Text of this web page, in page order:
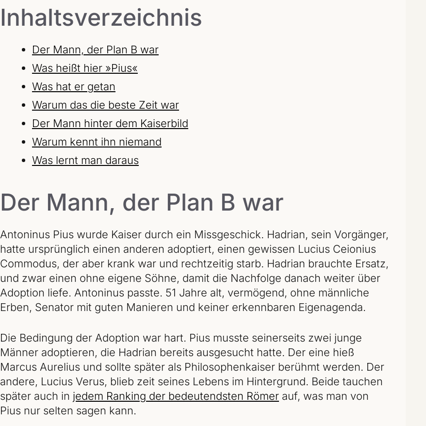
Inhaltsverzeichnis
Der Mann, der Plan B war
Was heißt hier »Pius«
Was hat er getan
Warum das die beste Zeit war
Der Mann hinter dem Kaiserbild
Warum kennt ihn niemand
Was lernt man daraus
Der Mann, der Plan B war
Antoninus Pius wurde Kaiser durch ein Missgeschick. Hadrian, sein Vorgänger,
hatte ursprünglich einen anderen adoptiert, einen gewissen Lucius Ceionius
Commodus, der aber krank war und rechtzeitig starb. Hadrian brauchte Ersatz,
und zwar einen ohne eigene Söhne, damit die Nachfolge danach weiter über
Adoption liefe. Antoninus passte. 51 Jahre alt, vermögend, ohne männliche
Erben, Senator mit guten Manieren und keiner erkennbaren Eigenagenda.
Die Bedingung der Adoption war hart. Pius musste seinerseits zwei junge
Männer adoptieren, die Hadrian bereits ausgesucht hatte. Der eine hieß
Marcus Aurelius und sollte später als Philosophenkaiser berühmt werden. Der
andere, Lucius Verus, blieb zeit seines Lebens im Hintergrund. Beide tauchen
später auch in jedem Ranking der bedeutendsten Römer auf, was man von
Pius nur selten sagen kann.